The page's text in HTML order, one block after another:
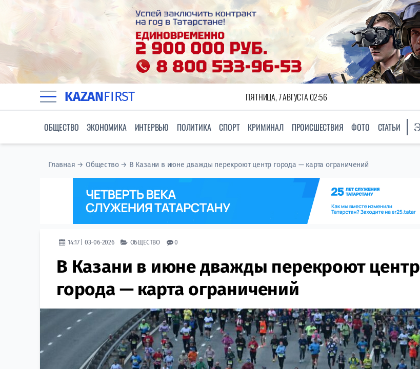
KAZANFIRST ПЯТНИЦА, 7 АВГУСТА 02:56
ОБЩЕСТВО ЭКОНОМИКА ИНТЕРВЬЮ ПОЛИТИКА СПОРТ КРИМИНАЛ ПРОИСШЕСТВИЯ ФОТО СТАТЬИ
Главная →Общество→ В Казани в июне дважды перекроют центр города — карта ограничений
14:17 | 03-06-2026 ОБЩЕСТВО 0
В Казани в июне дважды перекроют центр
города — карта ограничений